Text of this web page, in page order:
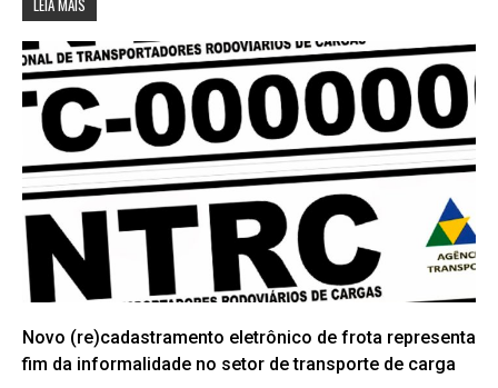
Novo (re)cadastramento eletrônico de frota representa
fim da informalidade no setor de transporte de carga